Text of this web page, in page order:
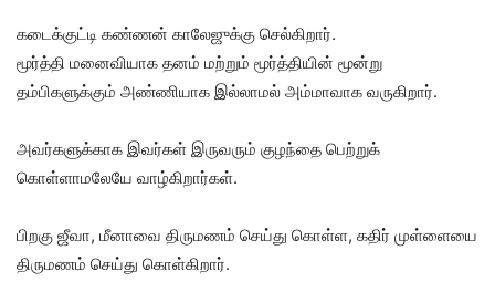
கடைக்குட்டி கண்ணன் காலேஜுக்கு செல்கிறார்.
மூர்த்தி மனைவியாக தனம் மற்றும் மூர்த்தியின் மூன்று
தம்பிகளுக்கும் அண்ணியாக இல்லாமல் அம்மாவாக வருகிறார்.
அவர்களுக்காக இவர்கள் இருவரும் குழந்தை பெற்றுக்
கொள்ளாமலேயே வாழ்கிறார்கள்.
பிறகு ஜீவா, மீனாவை திருமணம் செய்து கொள்ள, கதிர் முள்ளையை
திருமணம் செய்து கொள்கிறார்.